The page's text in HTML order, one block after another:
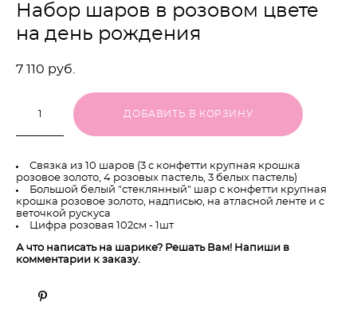
Набор шаров в розовом цвете
на день рождения
7 110 pуб.
ДОБАВИТЬ В КОРЗИНУ
Связка из 10 шаров (3 с конфетти крупная крошка
розовое золото, 4 розовых пастель, 3 белых пастель)
Большой белый "стеклянный" шар с конфетти крупная
крошка розовое золото, надписью, на атласной ленте и с
веточкой рускуса
Цифра розовая 102см - 1шт
А что написать на шарике? Решать Вам! Напиши в
комментарии к заказу.